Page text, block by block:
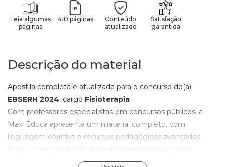
Leia algumas
páginas
410 páginas
Conteúdo
atualizado
Satisfação
garantida
Descrição do material
Apostila completa e atualizada para o concurso do(a)
EBSERH 2024, cargo Fisioterapia
Com professores especialistas em concursos públicos, a
Maxi Educa apresenta um material completo, com
linguagem objetiva e recursos pedagógicos avançados.
Com os elementos de aprendizagem contidos nesta
EBSERH, qualquer pessoa, mesmo